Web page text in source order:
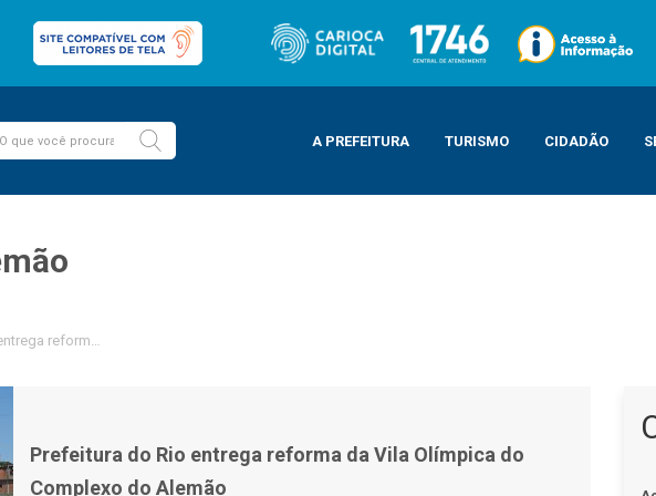
A PREFEITURA TURISMO CIDADÃO
reforma da Vila Olímpica do Complexo do Alemão
Prefeitura do Rio entrega reforma da Vila Olímpica do
Complexo do Alemão